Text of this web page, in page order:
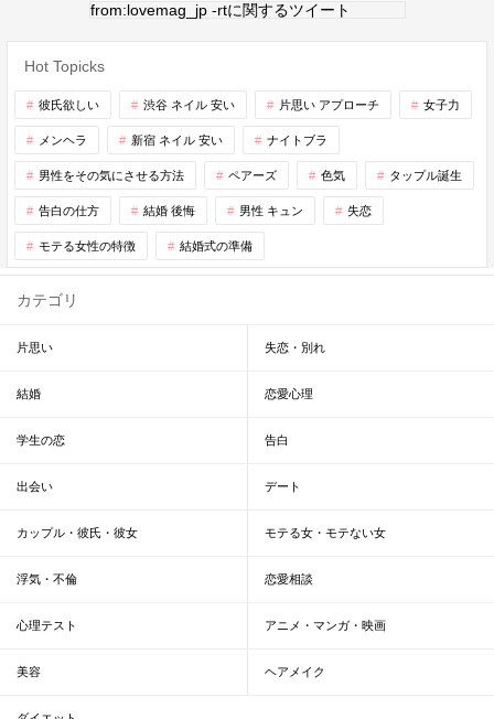
from:lovemag_jp -rtに関するツイート
Hot Topicks
彼氏欲しい 渋谷 ネイル 安い 片思い アプローチ 女子力
メンヘラ 新宿 ネイル 安い ナイトブラ
男性をその気にさせる方法 ペアーズ 色気 タップル誕生
告白の仕方 結婚 後悔 男性 キュン 失恋
モテる女性の特徴 結婚式の準備
カテゴリ
片思い 失恋・別れ
結婚 恋愛心理
学生の恋 告白
出会い デート
カップル・彼氏・彼女 モテる女・モテない女
浮気・不倫 恋愛相談
心理テスト アニメ・マンガ・映画
美容 ヘアメイク